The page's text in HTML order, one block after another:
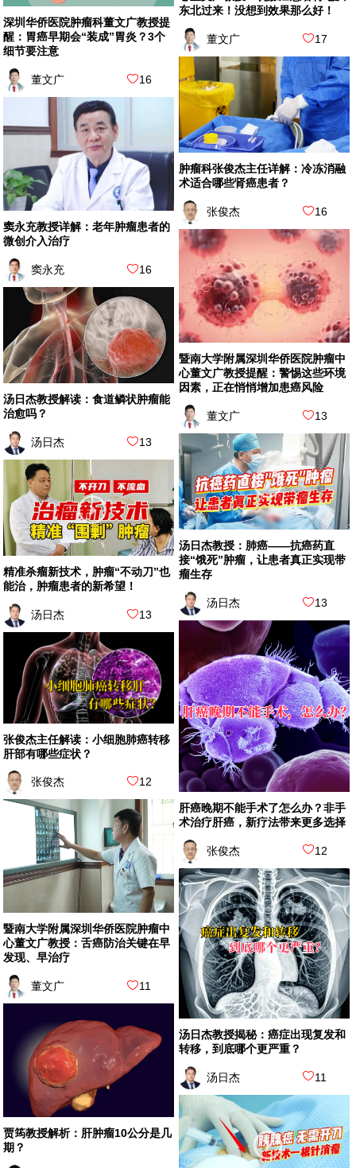
东北过来！没想到效果那么好！
董文广 17
深圳华侨医院肿瘤科董文广教授提
醒：胃癌早期会“装成”胃炎？3个
细节要注意
董文广 16
肿瘤科张俊杰主任详解：冷冻消融
术适合哪些肾癌患者？
张俊杰
16
窦永充教授详解：老年肿瘤患者的
微创介入治疗
窦永充 16
暨南大学附属深圳华侨医院肿瘤中
心董文广教授提醒：警惕这些环境
因素，正在悄悄增加患癌风险
董文广 13
汤日杰教授解读：食道鳞状肿瘤能
治愈吗？
汤日杰 13
汤日杰教授：肺癌——抗癌药直
接“饿死”肿瘤，让患者真正实现带
瘤生存
汤日杰 13
精准杀瘤新技术，肿瘤“不动刀”也
能治，肿瘤患者的新希望！
汤日杰 13
肝癌晚期不能手术了怎么办？非手
术治疗肝癌，新疗法带来更多选择
张俊杰 12
张俊杰主任解读：小细胞肺癌转移
肝部有哪些症状？
张俊杰 12
暨南大学附属深圳华侨医院肿瘤中
心董文广教授：舌癌防治关键在早
发现、早治疗
董文广 11
汤日杰教授揭秘：癌症出现复发和
转移，到底哪个更严重？
汤日杰 11
贾筠教授解析：肝肿瘤10公分是几
期？